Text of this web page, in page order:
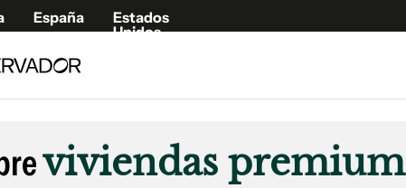
España
Estados
Unidos
Fúnebres
viviendas premium